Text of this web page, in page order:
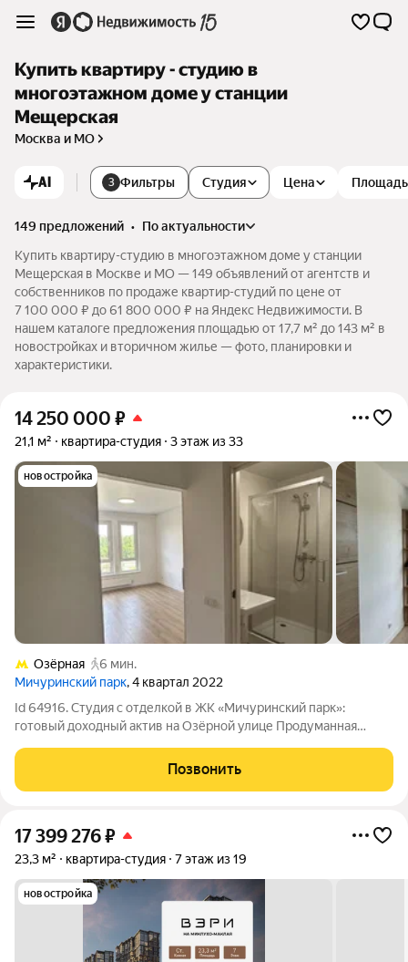
Купить квартиру - студию в
многоэтажном доме у станции
Мещерская
Москва и МО
AI 3 Фильтры Студия Цена Площадь
149 предложений •
по актуальности
Купить квартиру-студию в многоэтажном доме у станции
Мещерская в Москве и МО — 149 объявлений от агентств и
собственников по продаже квартир-студий по цене от
7 100 000 ₽ до 61 800 000 ₽ на Яндекс Недвижимости. В
нашем каталоге предложения площадью от 17,7 м² до 143 м² в
новостройках и вторичном жилье — фото, планировки и
характеристики.
14 250 000 ₽
21,1 м² квартира-студия 3 этаж из 33
новостройка
Озёрная
6 мин.
Мичуринский парк, 4 квартал 2022
Id 64916. Студия с отделкой в ЖК «Мичуринский парк»:
готовый доходный актив на Озёрной улице Продуманная
этажного монолитного дома 2022 года постройки предлагает
своему владельцу не просто
Позвонить
17 399 276₽
23,3 м² квартира-студия 7 этаж из 19
новостройка